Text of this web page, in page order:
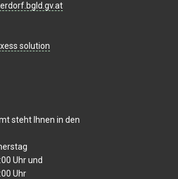
solution
steht Ihnen in den
Uhr und
Uhr